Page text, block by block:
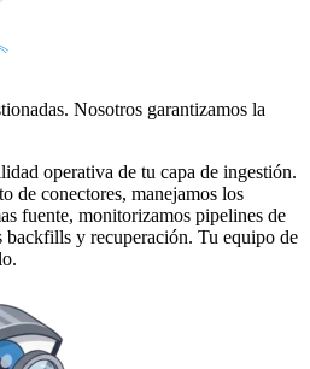
Nosotros garantizamos la
operativa de tu capa de ingestión.
de conectores, manejamos los
fuente, monitorizamos pipelines de
backfills y recuperación. Tu equipo de